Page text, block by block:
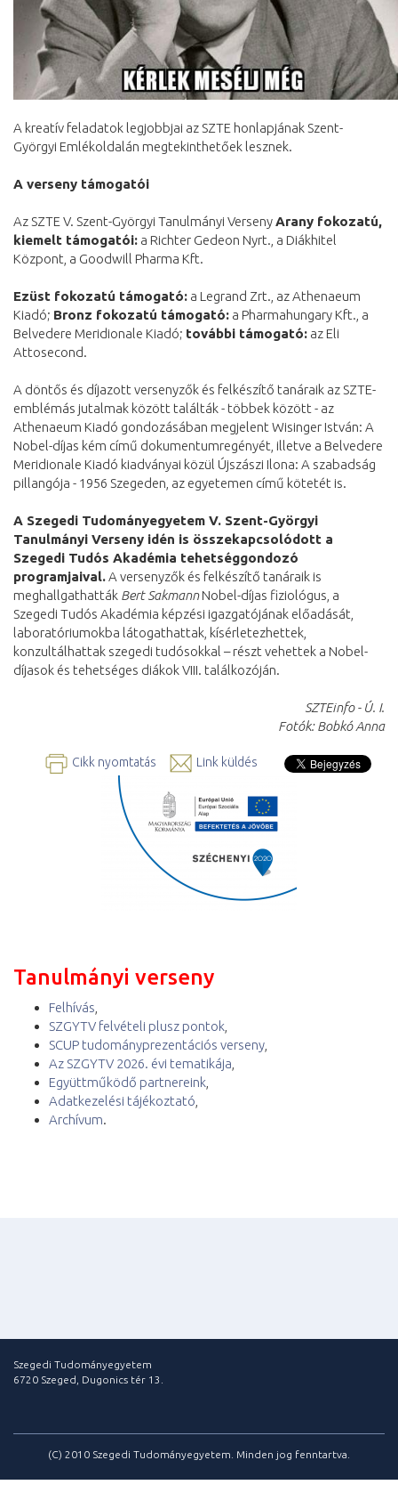
A kreatív feladatok legjobbjai az SZTE honlapjának Szent-
Györgyi Emlékoldalán megtekinthetőek lesznek.
A verseny támogatói
Az SZTE V. Szent-Györgyi Tanulmányi VersenyArany fokozatú,
kiemelt támogatói: a Richter Gedeon Nyrt., a Diákhitel
Központ, a Goodwill Pharma Kft.
Ezüst fokozatú támogató: a Legrand Zrt., az Athenaeum
Kiadó; Bronz fokozatú támogató: a Pharmahungary Kft., a
Belvedere Meridionale Kiadó; további támogató: az Eli
Attosecond.
A döntős és díjazott versenyzők és felkészítő tanáraik az SZTE-
emblémás jutalmak között találták - többek között - az
Athenaeum Kiadó gondozásában megjelent Wisinger István: A
Nobel-díjas kém című dokumentumregényét, illetve a Belvedere
Meridionale Kiadó kiadványai közül Újszászi Ilona: A szabadság
pillangója - 1956 Szegeden, az egyetemen című kötetét is.
A Szegedi Tudományegyetem V. Szent-Györgyi
Tanulmányi Verseny idén is összekapcsolódott a
Szegedi Tudós Akadémia tehetséggondozó
programjaival.A versenyzők és felkészítő tanáraik is
meghallgathatták Bert SakmannNobel-díjas fiziológus, a
Szegedi Tudós Akadémia képzési igazgatójának előadását,
laboratóriumokba látogathattak, kísérletezhettek,
konzultálhattak szegedi tudósokkal – részt vehettek a Nobel-
díjasok és tehetséges diákok VIII. találkozóján.
SZTEinfo - Ú. I.
Fotók: Bobkó Anna
Cikk nyomtatás Link küldés
Tanulmányi verseny
Felhívás
SZGYTV felvételi plusz pontok
SCUP tudományprezentációs verseny
Az SZGYTV 2026. évi tematikája
Együttműködő partnereink
Adatkezelési tájékoztató
Archívum.
Szegedi Tudományegyetem
6720 Szeged, Dugonics tér 13.
(C) 2010 Szegedi Tudományegyetem. Minden jog fenntartva.